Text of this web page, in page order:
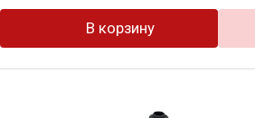
В корзину